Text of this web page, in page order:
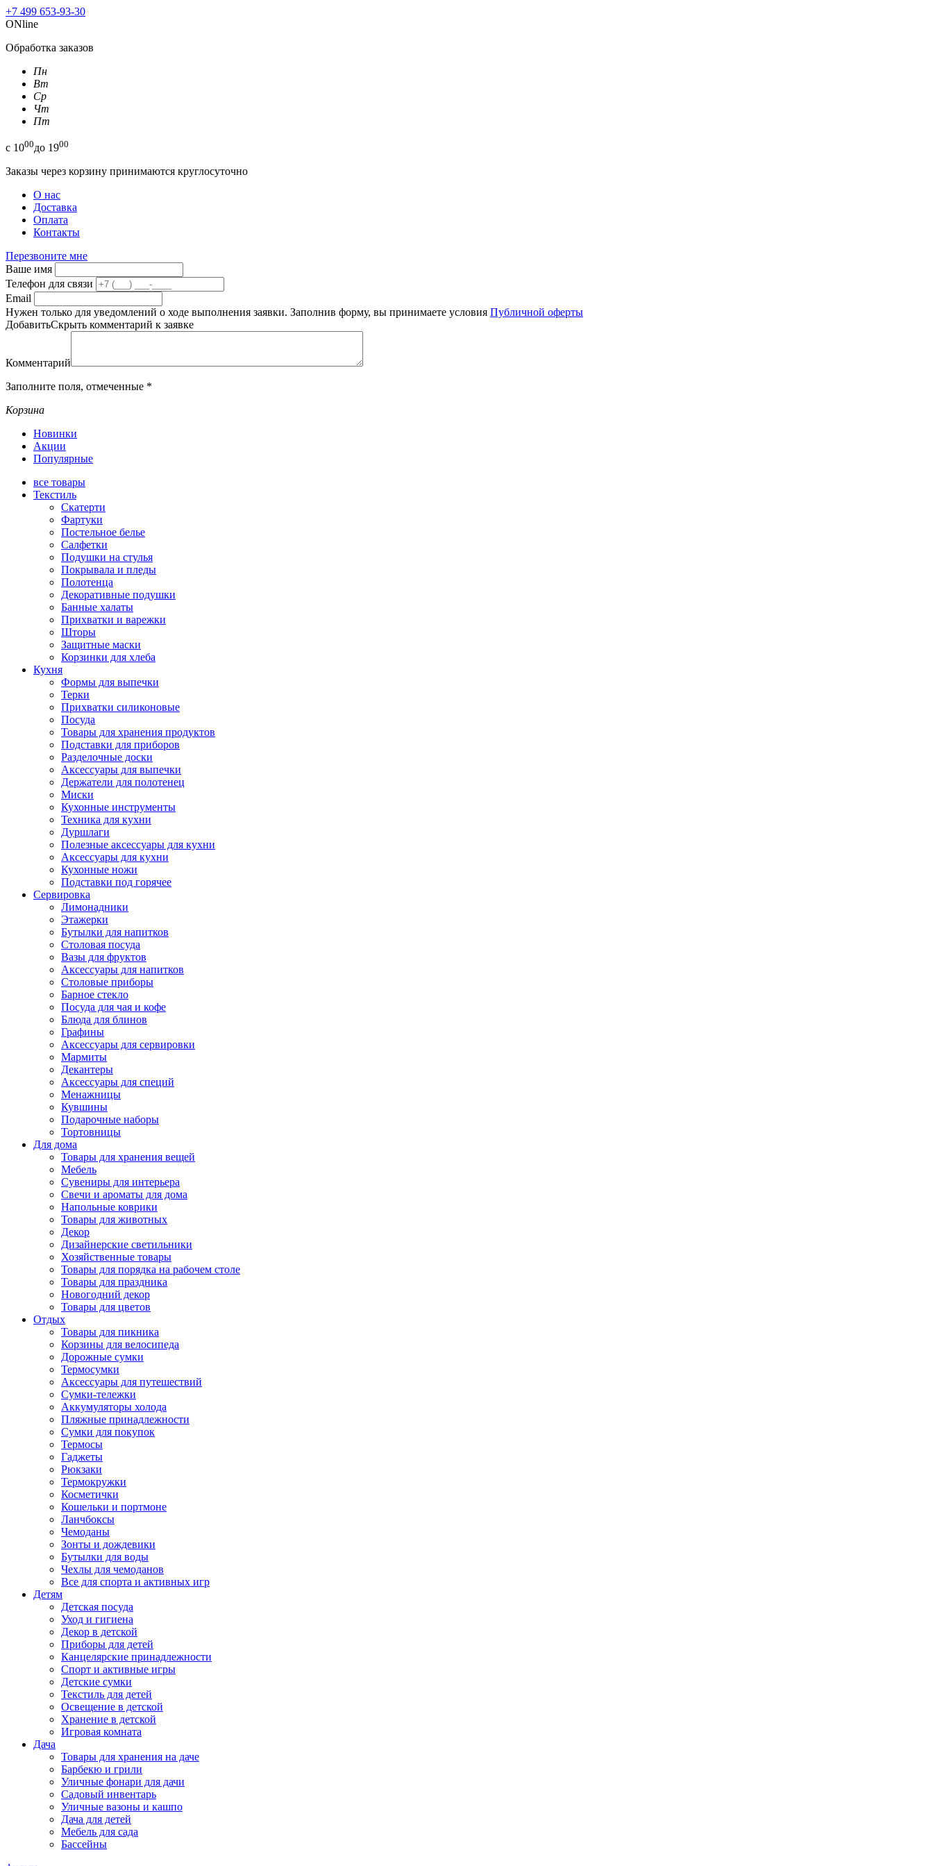
+7 499 653-93-30
ONline
Обработка заказов
Пн
Вт
Ср
Чт
Пт
с 1000до 1900
Заказы через корзину принимаются круглосуточно
О нас
Доставка
Оплата
Контакты
Перезвоните мне
Ваше имя
Телефон для связи
Email
Нужен только для уведомлений о ходе выполнения заявки. Заполнив форму, вы принимаете условия Публичной оферты
ДобавитьСкрыть комментарий к заявке
Комментарий
Заполните поля, отмеченные *
Корзина
Новинки
Акции
Популярные
все товары
Текстиль
Скатерти
Фартуки
Постельное белье
Салфетки
Подушки на стулья
Покрывала и пледы
Полотенца
Декоративные подушки
Банные халаты
Прихватки и варежки
Шторы
Защитные маски
Корзинки для хлеба
Кухня
Формы для выпечки
Терки
Прихватки силиконовые
Посуда
Товары для хранения продуктов
Подставки для приборов
Разделочные доски
Аксессуары для выпечки
Держатели для полотенец
Миски
Кухонные инструменты
Техника для кухни
Дуршлаги
Полезные аксессуары для кухни
Аксессуары для кухни
Кухонные ножи
Подставки под горячее
Сервировка
Лимонадники
Этажерки
Бутылки для напитков
Столовая посуда
Вазы для фруктов
Аксессуары для напитков
Столовые приборы
Барное стекло
Посуда для чая и кофе
Блюда для блинов
Графины
Аксессуары для сервировки
Мармиты
Декантеры
Аксессуары для специй
Менажницы
Кувшины
Подарочные наборы
Тортовницы
Для дома
Товары для хранения вещей
Мебель
Сувениры для интерьера
Свечи и ароматы для дома
Напольные коврики
Товары для животных
Декор
Дизайнерские светильники
Хозяйственные товары
Товары для порядка на рабочем столе
Товары для праздника
Новогодний декор
Товары для цветов
Отдых
Товары для пикника
Корзины для велосипеда
Дорожные сумки
Термосумки
Аксессуары для путешествий
Сумки-тележки
Аккумуляторы холода
Пляжные принадлежности
Сумки для покупок
Термосы
Гаджеты
Рюкзаки
Термокружки
Косметички
Кошельки и портмоне
Ланчбоксы
Чемоданы
Зонты и дождевики
Бутылки для воды
Чехлы для чемоданов
Все для спорта и активных игр
Детям
Детская посуда
Уход и гигиена
Декор в детской
Приборы для детей
Канцелярские принадлежности
Спорт и активные игры
Детские сумки
Текстиль для детей
Освещение в детской
Хранение в детской
Игровая комната
Дача
Товары для хранения на даче
Барбекю и грили
Уличные фонари для дачи
Садовый инвентарь
Уличные вазоны и кашпо
Дача для детей
Мебель для сада
Бассейны